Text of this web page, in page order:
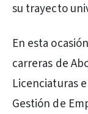
su trayecto
En esta
carreras de
Licenciaturas
Gestión de